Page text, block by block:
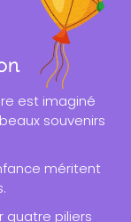
est imaginé
souvenirs
méritent
quatre piliers